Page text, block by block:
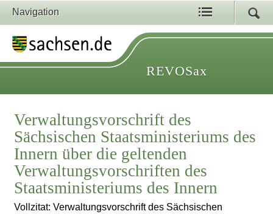
Navigation
REVOSax
Verwaltungsvorschrift des
Sächsischen Staatsministeriums des
Innern über die geltenden
Verwaltungsvorschriften des
Staatsministeriums des Innern
Vollzitat: Verwaltungsvorschrift des Sächsischen